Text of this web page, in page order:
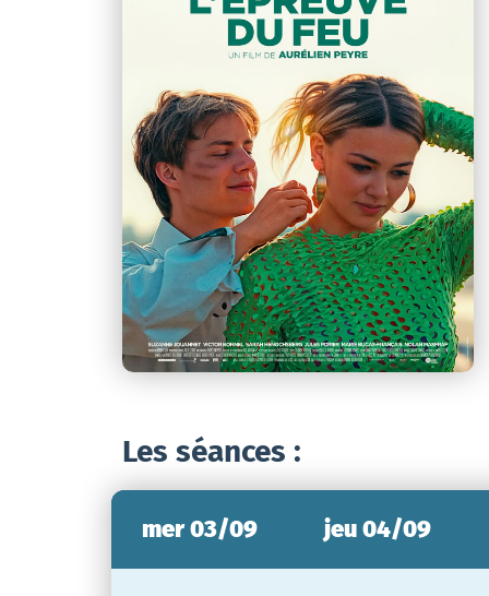
Les séances :
mer 03/09 jeu 04/09